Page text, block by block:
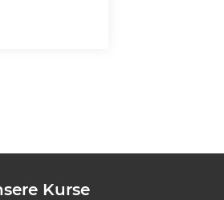
Kurse